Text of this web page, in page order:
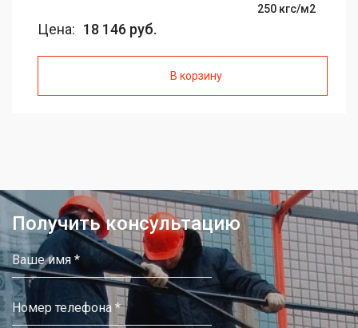
250 кгс/м2
Цена: 18 146 руб.
В корзину
Получить консультацию